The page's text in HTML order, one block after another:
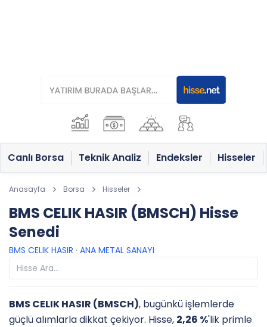
Canlı Borsa Teknik Analiz Endeksler Hisseler
Anasayfa Borsa Hisseler
BMS CELIK HASIR (BMSCH) Hisse
Senedi
BMS CELIK HASIR · ANA METAL SANAYI
BMS CELIK HASIR (BMSCH), bugünkü işlemlerde
güçlü alımlarla dikkat çekiyor. Hisse, 2,26 %'lik primle